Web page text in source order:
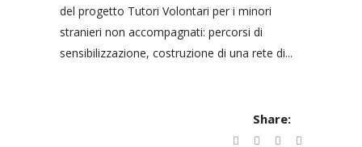
del progetto Tutori Volontari per i minori
stranieri non accompagnati: percorsi di
sensibilizzazione, costruzione di una rete di...
Share: